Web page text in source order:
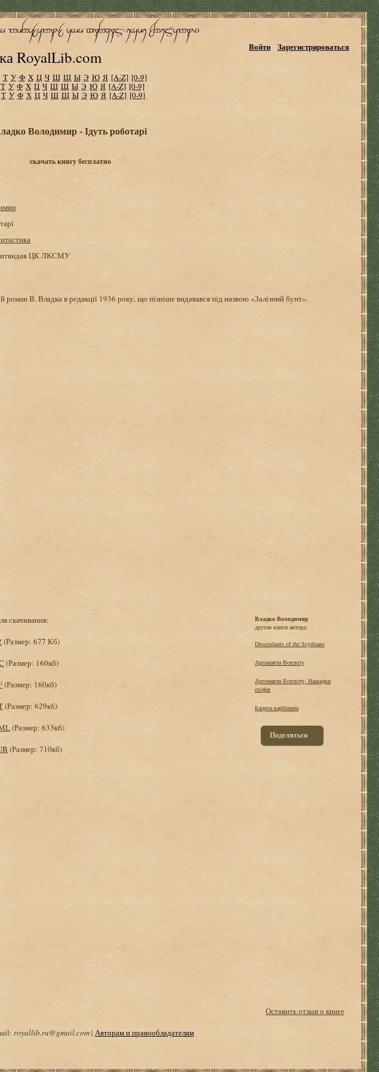
RoyalLib.com
Войти Зарегистрироваться
Т У Ф Х Ц Ч Ш Щ Ы Э Ю Я [A-Z] [0-9]
Т У Ф Х Ц Ч Ш Щ Ы Э Ю Я [A-Z] [0-9]
Т У Ф Х Ц Ч Ш Щ Ы Э Ю Я [A-Z] [0-9]
Володимир - Ідуть роботарі
скачать книгу бесплатно
ЦК ЛКСМУ
роман В. Владка в редакції 1936 року, що пізніше видавався під назвою «Залізний бунт».
скачивания:
(Размер: 677 Кб)
(Размер: 160кб)
(Размер: 160кб)
(Размер: 629кб)
(Размер: 633кб)
(Размер: 710кб)
Владко Володимир
другие книги автора:
Descendants of the Scythians
Аргонавти Всесвіту
Аргонавти Всесвіту, Нащадки
скіфів
Бацила карбоната
Поделиться
Оставить отзыв о книге
royallib.ru@gmail.com| Авторам и правообладателям